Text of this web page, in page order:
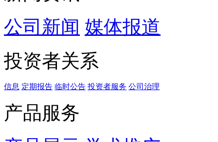
公司新闻 媒体报道
投资者关系
信息 定期报告 临时公告 投资者服务 公司治理
产品服务